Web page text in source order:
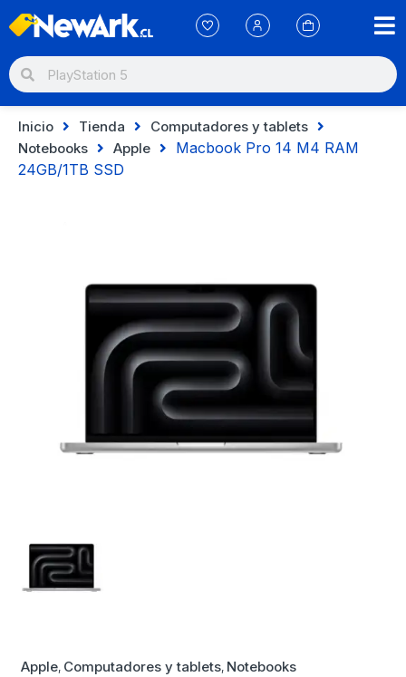
Inicio Tienda
Computadores y tablets
Notebooks
Apple
Macbook Pro 14 M4 RAM
24GB/1TB SSD
Apple, Computadores y tablets, Notebooks